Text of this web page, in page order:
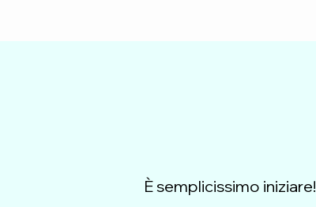
È semplicissimo iniziare!